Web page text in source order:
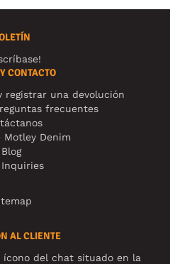
CONTACTO
registrar una devolución
frecuentes
Motley Denim
Blog
Inquiries
AL CLIENTE
del chat situado en la